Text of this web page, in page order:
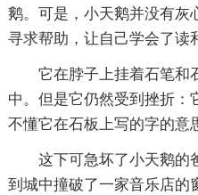
鹅。可是，小天鹅并没有灰
寻求帮助，让自己学会了读
它在脖子上挂着石笔和
中。但是它仍然受到挫折：
不懂它在石板上写的字的意
这下可急坏了小天鹅的
到城中撞破了一家音乐店的